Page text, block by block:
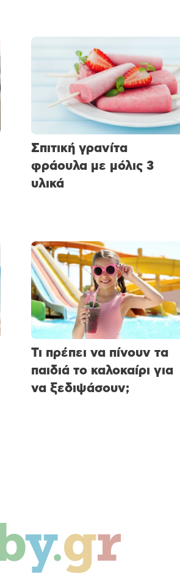
Σπιτική γρανίτα
φράουλα με μόλις 3
υλικά
Τι πρέπει να πίνουν τα
παιδιά το καλοκαίρι για
να ξεδιψάσουν;